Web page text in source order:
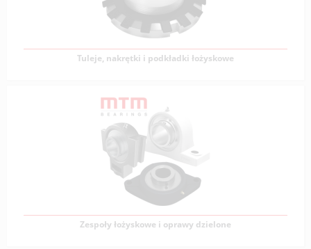
Tuleje, nakrętki i podkładki łożyskowe
Tuleje, nakrętki i podkładki łożyskowe
Tuleje, nakrętki i podkładki łożyskowe są niezwykle
istotnymi elementami w różnorodnych
Zobacz produkty
Zespoły łożyskowe i oprawy dzielone